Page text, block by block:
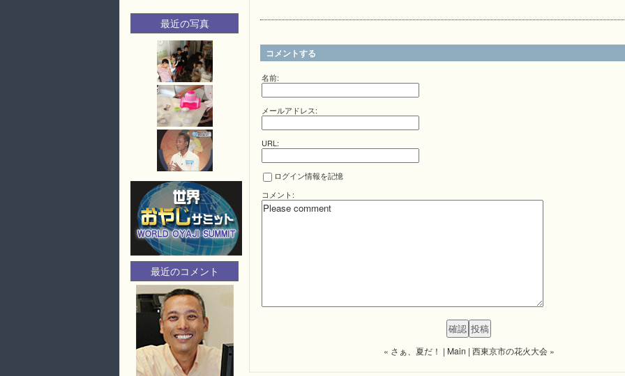
コメントする
名前:
メールアドレス:
URL:
ログイン情報を記憶
コメント:
« さぁ、夏だ！ | Main | 西東京市の花火大会 »
最近の写真
最近のコメント